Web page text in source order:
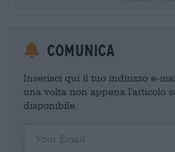
Comunica
Inserisci qui il tuo indirizzo e-
una volta non appena l'articolo
disponibile.